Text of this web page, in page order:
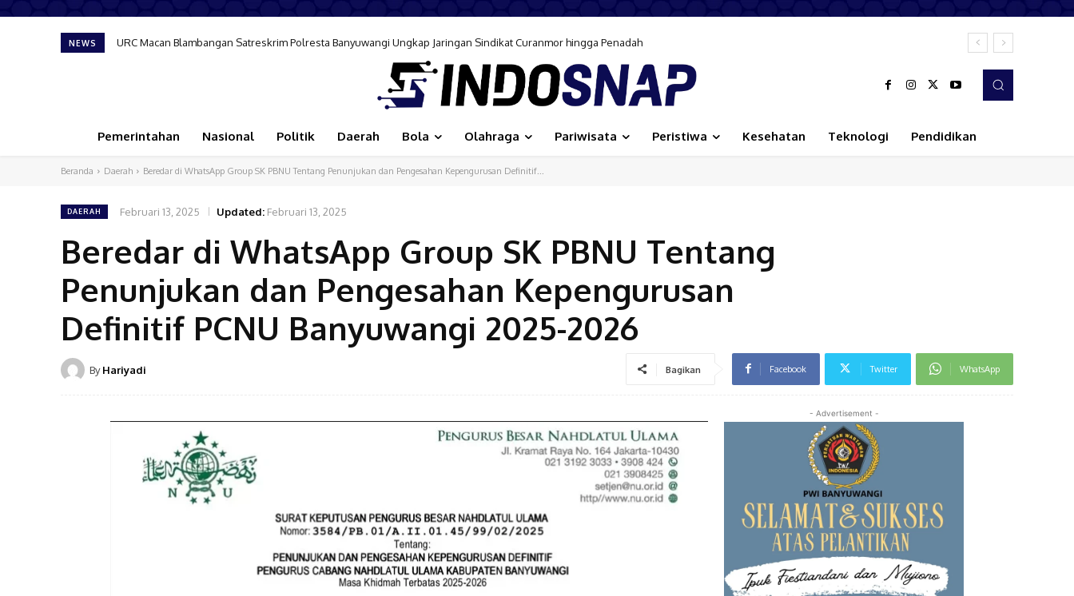
NEWS URC Macan Blambangan Satreskrim Polresta Banyuwangi Ungkap Jaringan Sindikat Curanmor hingga Penadah
Rayakan HUT ke 25, DPC Partai Demokrat Banyuwangi Gelar Aksi Peduli Lingkungan melalui Gerakan Langit Biru Indonesia Asri
Pemerintahan Nasional Politik Daerah Bola Olahraga Pariwisata Peristiwa Kesehatan Teknologi Pendidikan
Beranda Daerah Beredar di WhatsApp Group SK PBNU Tentang Penunjukan dan Pengesahan Kepengurusan Definitif...
DAERAH Februari 13, 2025 Updated: Februari 13, 2025
Beredar di WhatsApp Group SK PBNU Tentang
Penunjukan dan Pengesahan Kepengurusan
Definitif PCNU Banyuwangi 2025-2026
By Hariyadi Bagikan Facebook Twitter WhatsApp
- Advertisement -